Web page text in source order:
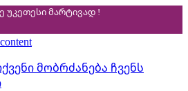
უკეთესიმარტივად !
მობრძანება ჩვენს